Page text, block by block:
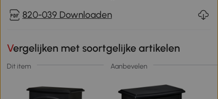
820-039 Downloaden
Vergelijken met soortgelijke artikelen
Dit item Aanbevelen